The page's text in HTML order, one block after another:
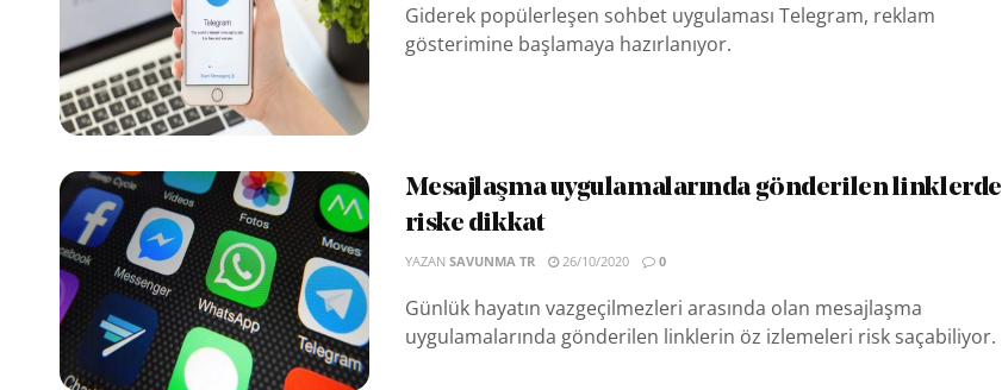
Giderek popülerleşen sohbet uygulaması Telegram, reklam
gösterimine başlamaya hazırlanıyor.
Mesajlaşma uygulamalarında gönderilen linklerde
riske dikkat
YAZAN SAVUNMA TR 26/10/2020 0
Günlük hayatın vazgeçilmezleri arasında olan mesajlaşma
uygulamalarında gönderilen linklerin öz izlemeleri risk saçabiliyor.